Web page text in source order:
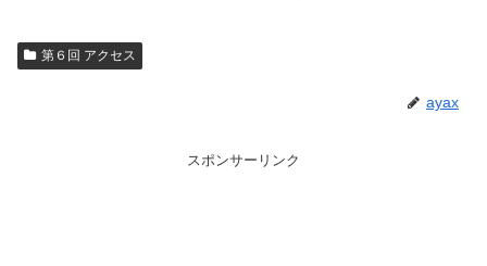
第６回 アクセス
ayax
スポンサーリンク